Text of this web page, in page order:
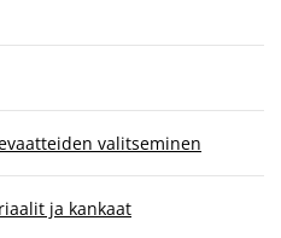
valitseminen
ja kankaat